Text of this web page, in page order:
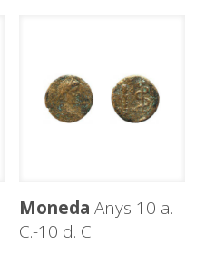
Moneda Anys 10 a.
C.-10 d. C.